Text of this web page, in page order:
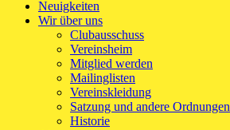
Neuigkeiten
Wir über uns
Clubausschuss
Vereinsheim
Mitglied werden
Mailinglisten
Vereinskleidung
Satzung und andere Ordnungen
Historie